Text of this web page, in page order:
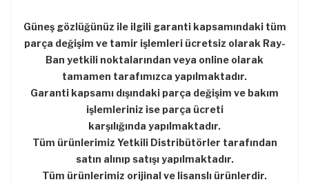
Güneş gözlüğünüz ile ilgili garanti kapsamındaki tüm
parça değişim ve tamir işlemleri ücretsiz olarak Ray-
Ban yetkili noktalarından veya online olarak
tamamen tarafımızca yapılmaktadır.
Garanti kapsamı dışındaki parça değişim ve bakım
işlemleriniz ise parça ücreti
karşılığında yapılmaktadır.
Tüm ürünlerimiz Yetkili Distribütörler tarafından
satın alınıp satışı yapılmaktadır.
Tüm ürünlerimiz orijinal ve lisanslı ürünlerdir.